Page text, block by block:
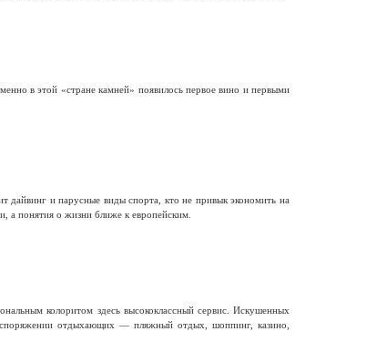
в этой «стране камней» появилось первое вино и первыми
дайвинг и парусные виды спорта, кто не привык экономить на
а понятия о жизни ближе к европейским.
колоритом здесь высококлассный сервис. Искушенных
отдыхающих — пляжный отдых, шоппинг, казино,